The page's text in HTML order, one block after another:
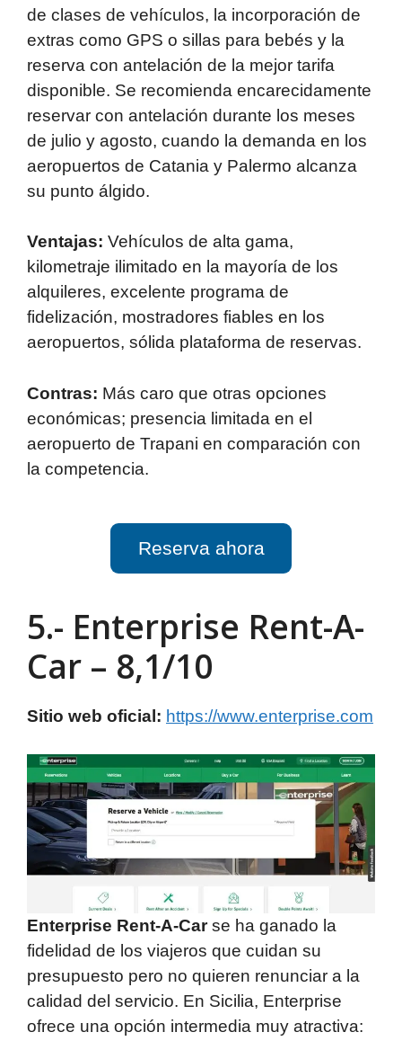
de clases de vehículos, la incorporación de
extras como GPS o sillas para bebés y la
reserva con antelación de la mejor tarifa
disponible. Se recomienda encarecidamente
reservar con antelación durante los meses
de julio y agosto, cuando la demanda en los
aeropuertos de Catania y Palermo alcanza
su punto álgido.
Ventajas: Vehículos de alta gama,
kilometraje ilimitado en la mayoría de los
alquileres, excelente programa de
fidelización, mostradores fiables en los
aeropuertos, sólida plataforma de reservas.
Contras: Más caro que otras opciones
económicas; presencia limitada en el
aeropuerto de Trapani en comparación con
la competencia.
Reserva ahora
5.- Enterprise Rent-A-
Car – 8,1/10
Sitio web oficial: https://www.enterprise.com
Enterprise Rent-A-Carse ha ganado la
fidelidad de los viajeros que cuidan su
presupuesto pero no quieren renunciar a la
calidad del servicio. En Sicilia, Enterprise
ofrece una opción intermedia muy atractiva: